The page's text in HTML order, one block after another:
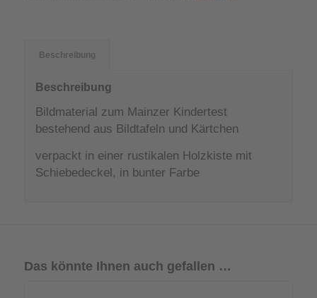
Beschreibung
Beschreibung
Bildmaterial zum Mainzer Kindertest
bestehend aus Bildtafeln und Kärtchen
verpackt in einer rustikalen Holzkiste mit
Schiebedeckel, in bunter Farbe
Das könnte Ihnen auch gefallen …